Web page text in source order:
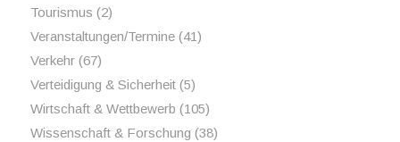
Tourismus (2)
Veranstaltungen/Termine(41)
Verkehr(67)
Verteidigung & Sicherheit(5)
Wirtschaft & Wettbewerb (105)
Wissenschaft & Forschung (38)